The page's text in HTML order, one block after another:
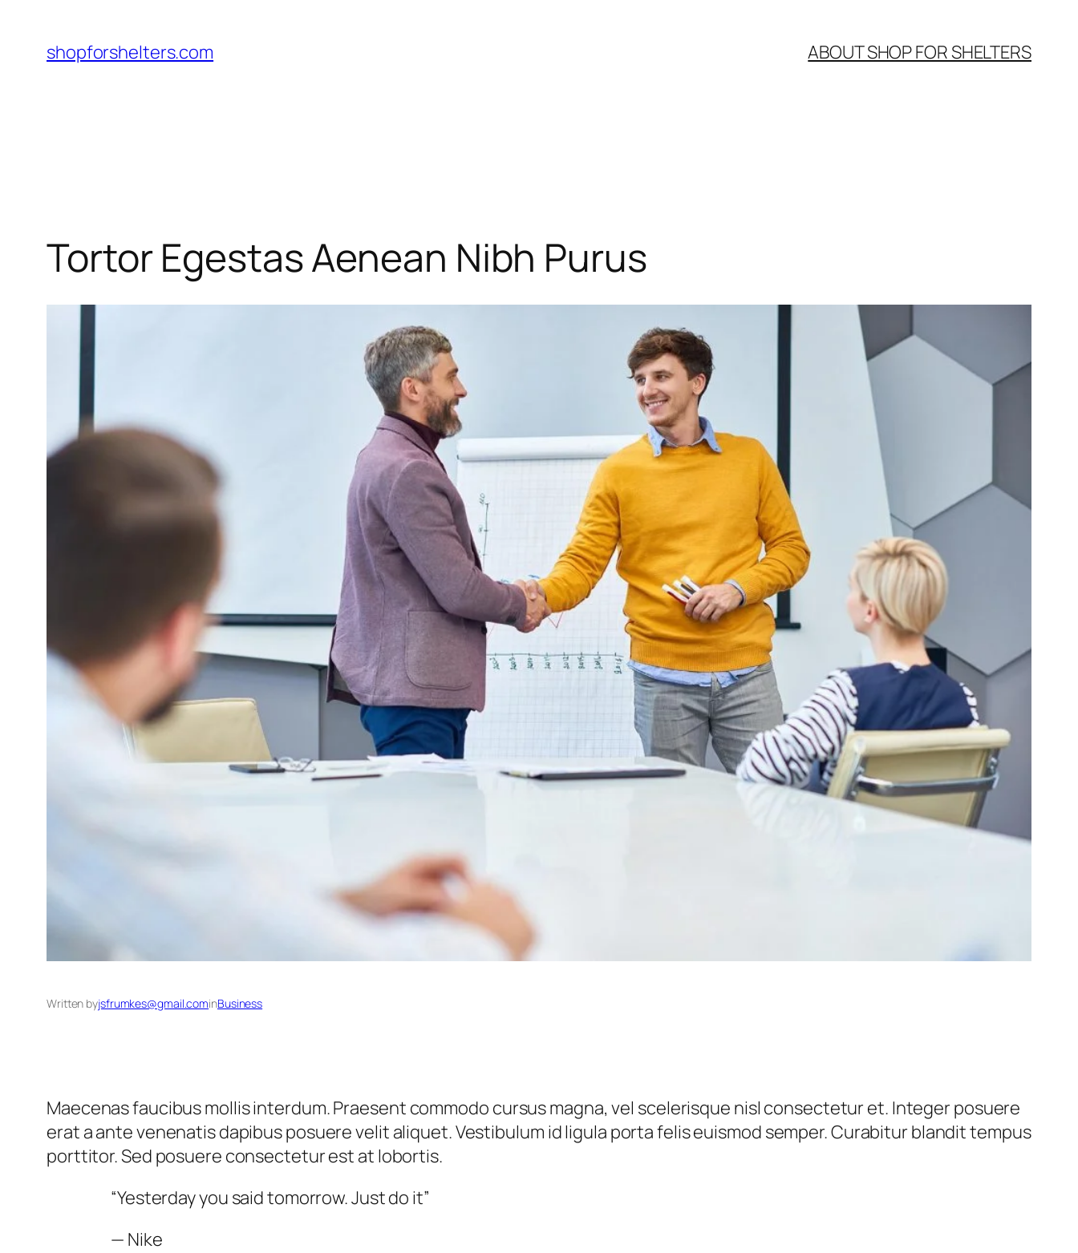
content
shopforshelters.com ABOUT SHOP FOR SHELTERS
Tortor Egestas Aenean Nibh Purus
Written byjsfrumkes@gmail.cominBusiness
Maecenas faucibus mollis interdum. Praesent commodo cursus magna, vel scelerisque nisl consectetur et. Integer posuere
erat a ante venenatis dapibus posuere velit aliquet. Vestibulum id ligula porta felis euismod semper. Curabitur blandit tempus
porttitor. Sed posuere consectetur est at lobortis.
“Yesterday you said tomorrow. Just do it”
— Nike